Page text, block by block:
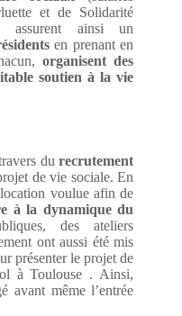
et de Solidarité
ainsi un
en prenant en
organisent des
soutien à la vie
durecrutement
de vie sociale. En
voulue afin de
à la dynamique du
des ateliers
ont aussi été mis
présenter le projet de
à Toulouse . Ainsi,
avant même l’entrée